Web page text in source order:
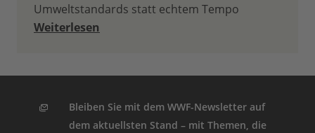
Umweltstandards statt echtem Tempo
Weiterlesen
Bleiben Sie mit dem WWF-Newsletter auf
dem aktuellsten Stand – mit Themen, die